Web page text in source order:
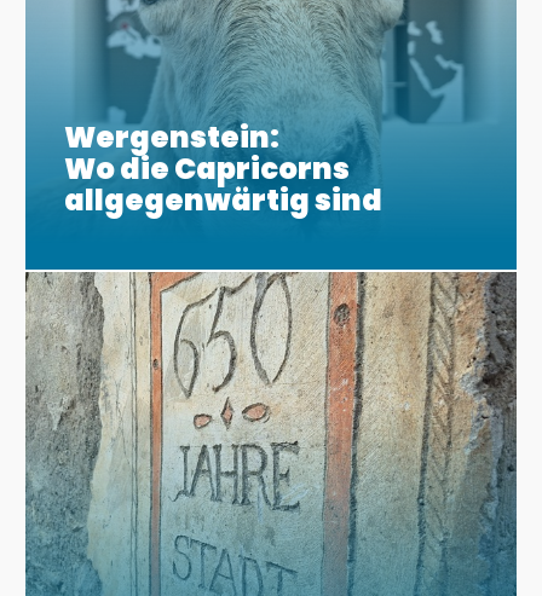
Wergenstein:
Wo die Capricorns
allgegenwärtig sind